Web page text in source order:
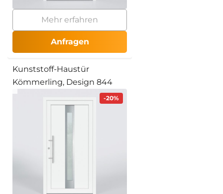
Mehr erfahren
Anfragen
Kunststoff-Haustür
Kömmerling, Design 844
-20%